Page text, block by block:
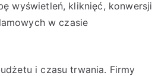
wyświetleń, kliknięć, konwersji
w czasie
i czasu trwania. Firmy